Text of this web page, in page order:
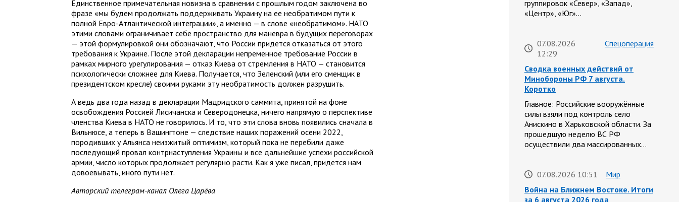
Единственное примечательная новизна в сравнении с прошлым годом заключена во
фразе «мы будем продолжать поддерживать Украину на ее необратимом пути к
полной Евро-Атлантической интеграции», а именно — в слове «необратимом». НАТО
этими словами ограничивает себе пространство для маневра в будущих переговорах
— этой формулировкой они обозначают, что России придется отказаться от этого
требования к Украине. После этой декларации непременное требование России в
рамках мирного урегулирования — отказ Киева от стремления в НАТО — становится
психологически сложнее для Киева. Получается, что Зеленский (или его сменщик в
президентском кресле) своими руками эту необратимость должен разрушить.
А ведь два года назад в декларации Мадридского саммита, принятой на фоне
освобождения Россией Лисичанска и Северодонецка, ничего напрямую о перспективе
членства Киева в НАТО не говорилось. И то, что эти слова вновь появились сначала в
Вильнюсе, а теперь в Вашингтоне — следствие наших поражений осени 2022,
породивших у Альянса неизжитый оптимизм, который пока не перебили даже
последующий провал контрнаступления Украины и все дальнейшие успехи российской
армии, число которых продолжает регулярно расти. Как я уже писал, придется нам
довоевывать, иного пути нет.
Авторский телеграм-канал Олега Царёва
группировок «Север», «Запад»,
«Центр», «Юг»…
07.08.2026
12:29
Спецоперация
Сводка военных действий от
Минобороны РФ 7 августа.
Коротко
Главное: Российские вооружённые
силы взяли под контроль село
Анискино в Харьковской области. За
прошедшую неделю ВС РФ
осуществили два массированных…
07.08.2026 10:51
Мир
Война на Ближнем Востоке. Итоги
за 6 августа 2026 года